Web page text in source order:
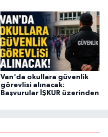
Van'da okullara güvenlik
görevlisi alınacak:
Başvurular İŞKUR üzerinden